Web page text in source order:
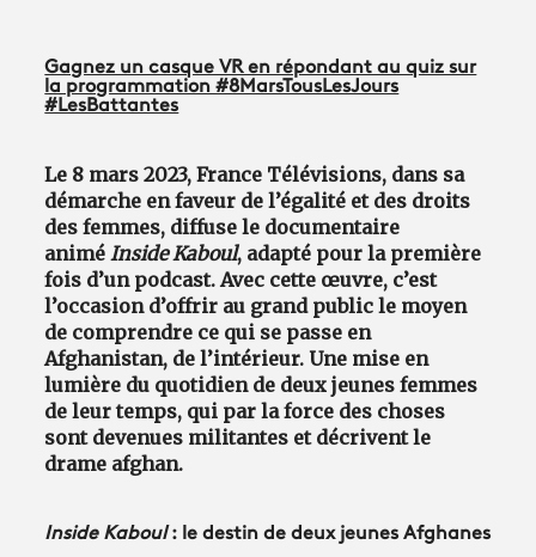
Gagnez un casque VR en répondant au quiz sur
la programmation #8MarsTousLesJours
#LesBattantes
Le 8 mars 2023, France Télévisions, dans sa
démarche en faveur de l’égalité et des droits
des femmes, diffuse le documentaire
animé Inside Kaboul, adapté pour la première
fois d’un podcast. Avec cette œuvre, c’est
l’occasion d’offrir au grand public le moyen
de comprendre ce qui se passe en
Afghanistan, de l’intérieur. Une mise en
lumière du quotidien de deux jeunes femmes
de leur temps, qui par la force des choses
sont devenues militantes et décrivent le
drame afghan.
Inside Kaboul: le destin de deux jeunes Afghanes